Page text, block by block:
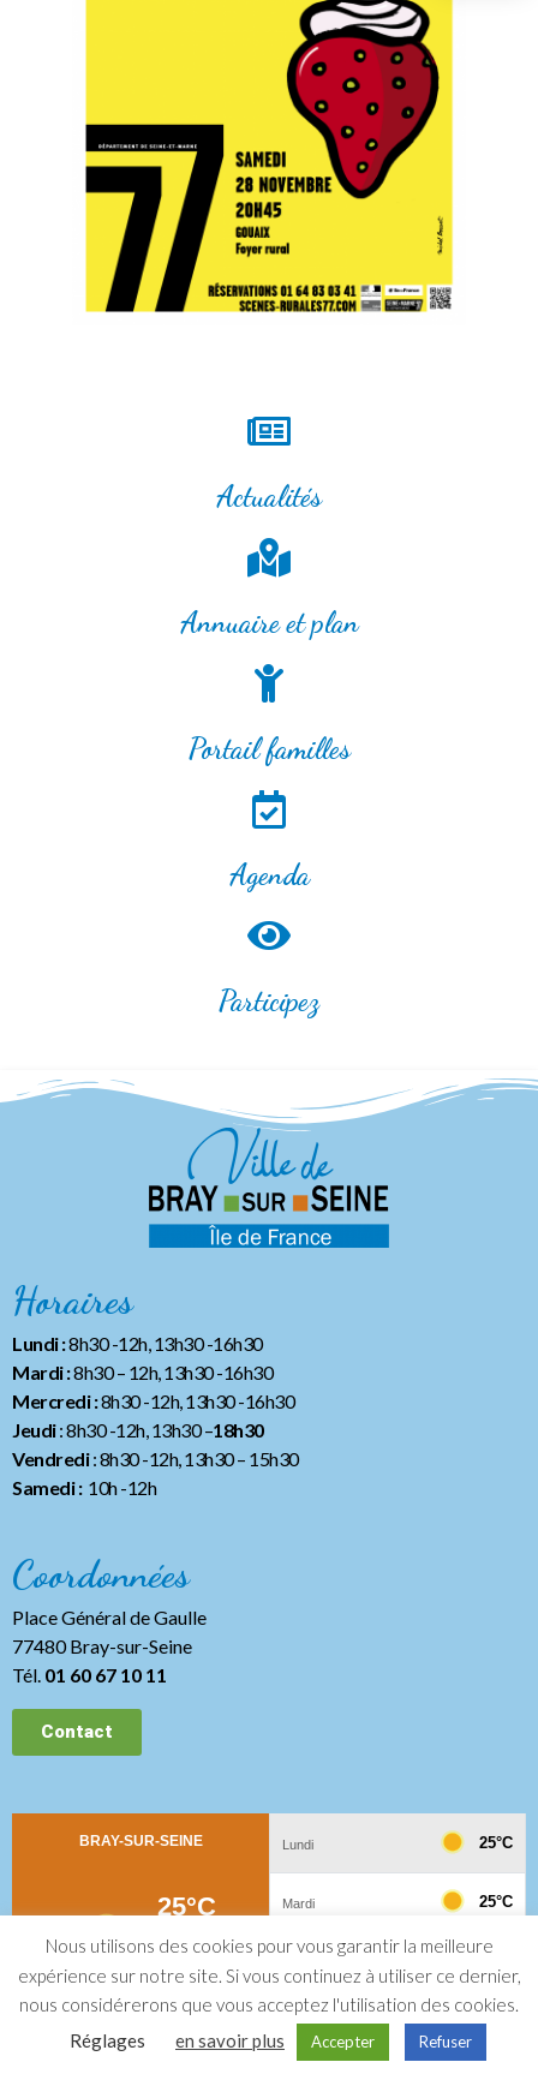
Actualités
Annuaire et plan
Portail familles
Agenda
Participez
Horaires
Lundi :8h30 -12h, 13h30 -16h30
Mardi :8h30 – 12h, 13h30 -16h30
Mercredi :8h30 -12h, 13h30 -16h30
Jeudi: 8h30 -12h, 13h30 –18h30
Vendredi: 8h30 -12h, 13h30– 15h30
Samedi :10h -12h
Coordonnées
Place Général de Gaulle
77480 Bray-sur-Seine
Tél. 01 60 67 10 11
Contact
Mentions légales Politique de confidentialité Plan du site
Nous utilisons des cookies pour vous garantir la meilleure
expérience sur notre site. Si vous continuez à utiliser ce dernier,
nous considérerons que vous acceptez l'utilisation des cookies.
Réglages
en savoir plus Accepter Refuser